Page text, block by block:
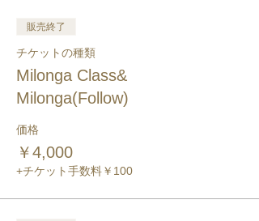
販売終了
チケットの種類
Milonga Class&
Milonga(Follow)
価格
￥4,000
+チケット手数料￥100